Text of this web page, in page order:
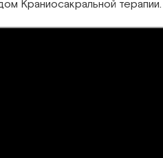
Краниосакральной терапии.